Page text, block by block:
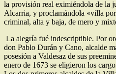
la provisión real eximiéndola de la
Alcarria, y proclamándola «villa
criminal, alta y baja, de mero y
La alegría fué indescriptible. Por
don Pablo Durán y Cano, alcalde
posesión a Valdesaz de sus
enero de 1673 se eligieron los